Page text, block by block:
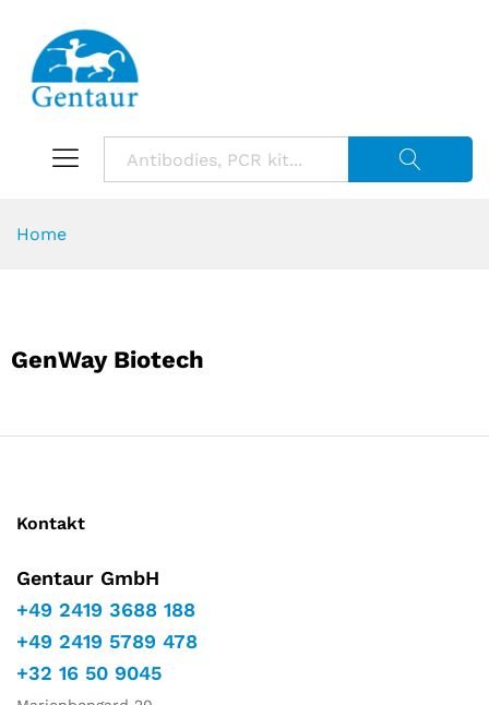
Home
GenWay Biotech
Kontakt
Gentaur GmbH
+49 2419 3688 188
+49 2419 5789 478
+32 16 50 9045